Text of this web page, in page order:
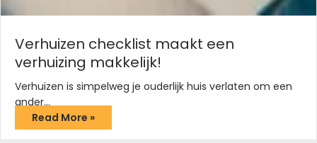
Verhuizen checklist maakt een
verhuizing makkelijk!
Verhuizen is simpelweg je ouderlijk huis verlaten om een
ander…
Read More »